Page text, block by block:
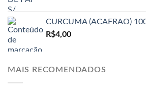
CURCUMA (ACAFRAO)
R$4,00
MAIS RECOMENDADOS